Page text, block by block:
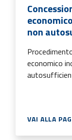
non
economico
VAI ALLA